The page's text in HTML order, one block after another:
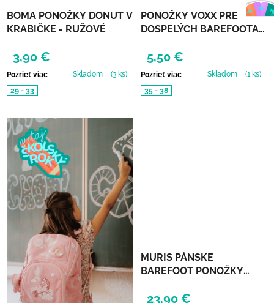
BOMA PONOŽKY DONUT V
KRABIČKE - RUŽOVÉ
3,90 €
Pozrieť viac Skladom
(3 ks)
29 - 33
PONOŽKY VOXX PRE
DOSPELÝCH BAREFOOTAN
5,50 €
Pozrieť viac Skladom
(1 ks)
35 - 38
MURIS PÁNSKE
BAREFOOT PONOŽKY
23,90 €